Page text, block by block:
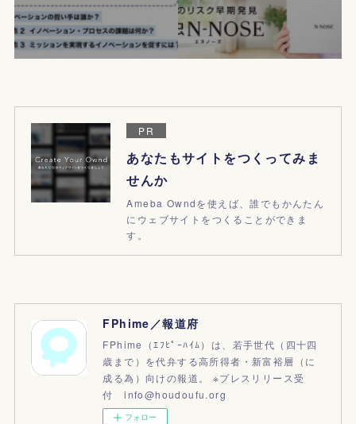
PR
あなたもサイトをつくってみま
せんか
Ameba Owndを使えば、誰でもかんたん
にウェブサイトをつくることができま
す。
FPhime／報道府
FPhime（ｴﾌﾋﾟｰﾊｲﾑ）は、若手世代（四十四
歳まで）を代弁する高所得者・新富裕層（に
成る為）向けの報道。 ※プレスリリース受
付 info@houdoufu.org
フォロー